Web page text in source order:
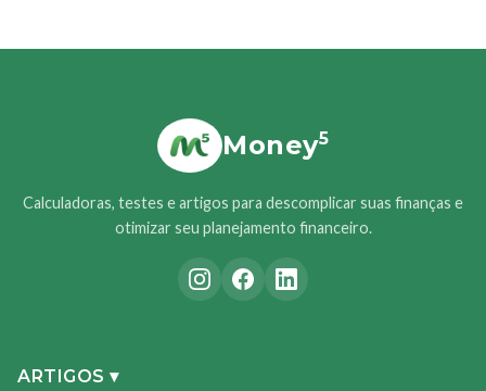
Money5
Calculadoras, testes e artigos para descomplicar suas finanças e
otimizar seu planejamento financeiro.
ARTIGOS ▾